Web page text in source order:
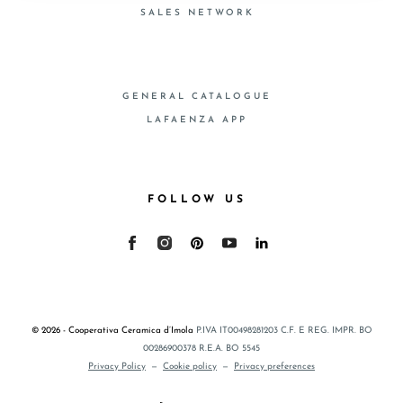
SALES NETWORK
GENERAL CATALOGUE
LAFAENZA APP
FOLLOW US
© 2026 - Cooperativa Ceramica d’Imola P.IVA IT00498281203 C.F. E REG. IMPR. BO
00286900378 R.E.A. BO 5545
Privacy Policy — Cookie policy — Privacy preferences